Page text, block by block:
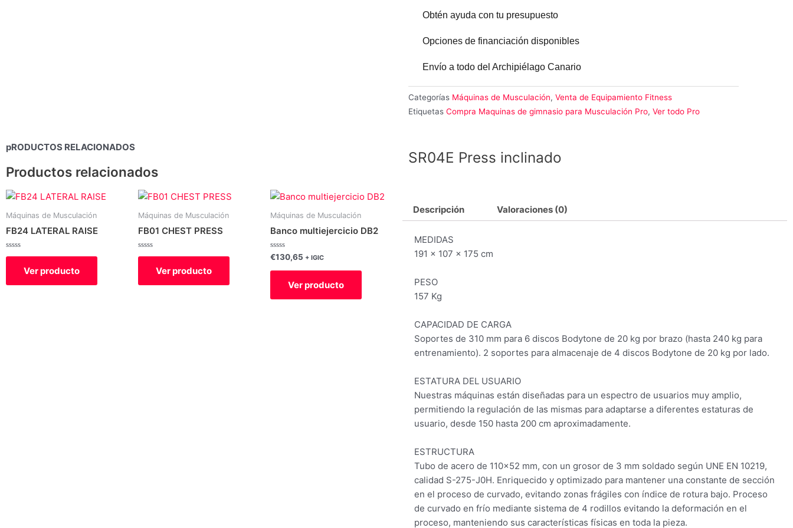
Obtén ayuda con tu presupuesto
Opciones de financiación disponibles
Envío a todo del Archipiélago Canario
Categorías Máquinas de Musculación, Venta de Equipamiento Fitness
Etiquetas Compra Maquinas de gimnasio para Musculación Pro, Ver todo Pro
pRODUCTOS RELACIONADOS
Productos relacionados
Máquinas de Musculación
FB24 LATERAL RAISE
Valorado
5
Ver producto
Máquinas de Musculación
FB01 CHEST PRESS
Valorado
5
Ver producto
Máquinas de Musculación
Banco multiejercicio DB2
Valorado
0
€130,65 + IGIC
Ver producto
SR04E Press inclinado
Descripción Valoraciones (0)
MEDIDAS
191 x 107 x 175 cm
PESO
157 Kg
CAPACIDAD DE CARGA
Soportes de 310 mm para 6 discos Bodytone de 20 kg por brazo (hasta 240 kg para
entrenamiento). 2 soportes para almacenaje de 4 discos Bodytone de 20 kg por lado.
ESTATURA DEL USUARIO
Nuestras máquinas están diseñadas para un espectro de usuarios muy amplio,
permitiendo la regulación de las mismas para adaptarse a diferentes estaturas de
usuario, desde 150 hasta 200 cm aproximadamente.
ESTRUCTURA
Tubo de acero de 110×52 mm, con un grosor de 3 mm soldado según UNE EN 10219,
calidad S-275-J0H. Enriquecido y optimizado para mantener una constante de sección
en el proceso de curvado, evitando zonas frágiles con índice de rotura bajo. Proceso
de curvado en frío mediante sistema de 4 rodillos evitando la deformación en el
proceso, manteniendo sus características físicas en toda la pieza.